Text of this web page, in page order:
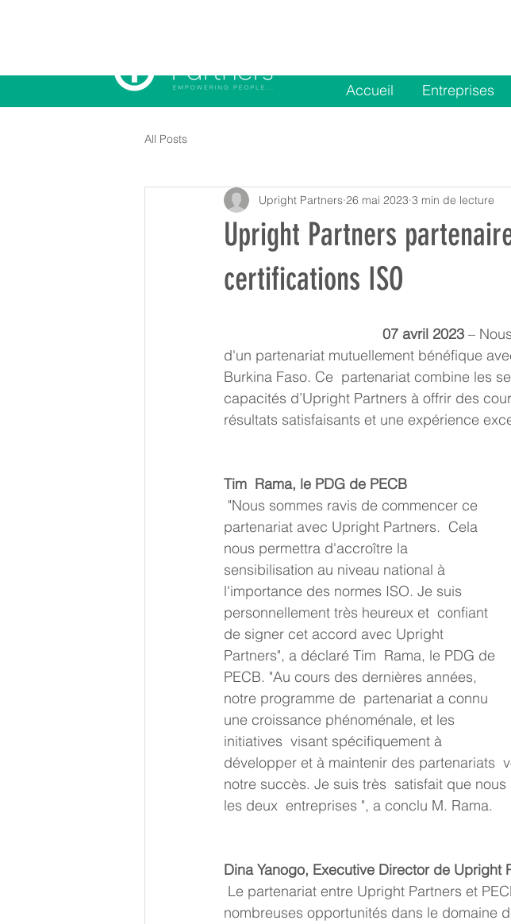
Accueil Entreprises
All Posts
Upright Partners
certifications ISO
Upright Partners 26 mai 2023 3 min de lecture
07 avril 2023 –
d'un partenariat mutuellement bénéfique
Burkina Faso. Ce  partenariat combine les
capacités d’Upright Partners à offrir des
résultats satisfaisants et une expérience
Tim  Rama, le PDG de PECB
partenariat avec Upright Partners.  Cela
nous permettra d'accroître la
sensibilisation au niveau national à
l'importance des normes ISO. Je suis
personnellement très heureux et  confiant
de signer cet accord avec Upright
Partners", a déclaré Tim  Rama, le PDG de
PECB. "Au cours des dernières années,
notre programme de  partenariat a connu
une croissance phénoménale, et les
initiatives  visant spécifiquement à
développer et à maintenir des partenariats
notre succès. Je suis très  satisfait que
les deux  entreprises ", a conclu M. Rama.
Dina Yanogo, Executive Director de Upright
nombreuses opportunités dans le domaine